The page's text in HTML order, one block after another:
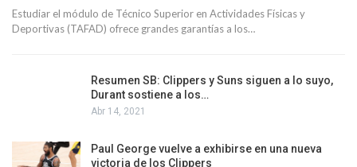
Estudiar el módulo de Técnico Superior en Actividades Físicas y
Deportivas (TAFAD) ofrece grandes garantías a los…
Resumen SB: Clippers y Suns siguen a lo suyo,
Durant sostiene a los…
Abr 14, 2021
Paul George vuelve a exhibirse en una nueva
victoria de los Clippers